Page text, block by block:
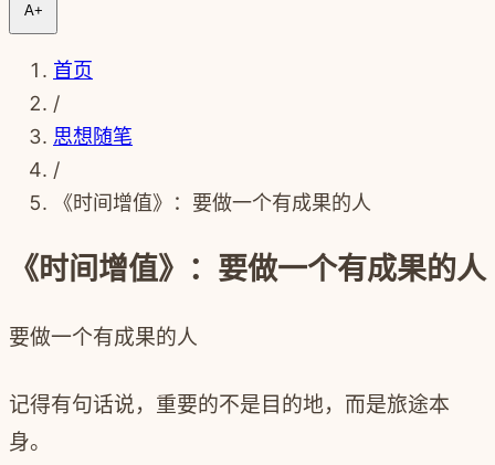
A+
首页
/
思想随笔
/
《时间增值》：要做一个有成果的人
《时间增值》：要做一个有成果的人
要做一个有成果的人
记得有句话说，重要的不是目的地，而是旅途本
身。